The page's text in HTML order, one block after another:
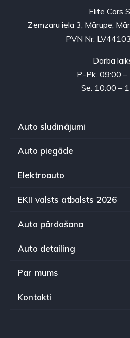
Elite Cars
Zemzaru iela 3, Mārupe,
PVN Nr.
Darba
P.-Pk. 09:00
Se. 10:00 –
Auto sludinājumi
Auto piegāde
Elektroauto
EKII valsts atbalsts 2026
Auto pārdošana
Auto detailing
Par mums
Kontakti